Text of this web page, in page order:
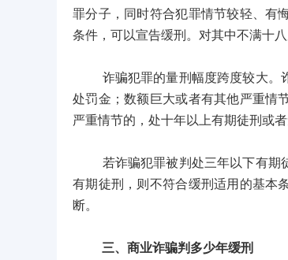
罪分子，同时符合犯罪情节较轻、有
条件，可以宣告缓刑。对其中不满十
诈骗犯罪的量刑幅度跨度较大。诈
处罚金；数额巨大或者有其他严重情
严重情节的，处十年以上有期徒刑或
若诈骗犯罪被判处三年以下有期徒
有期徒刑，则不符合缓刑适用的基本
断。
三、商业诈骗判多少年缓刑